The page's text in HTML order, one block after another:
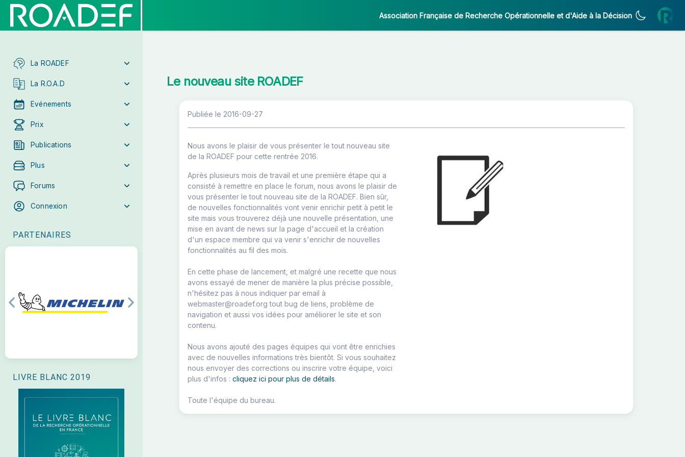
La ROADEF
La R.O.A.D
Evénements
Prix
Publications
Plus
Forums
Connexion
PARTENAIRES
Previous Next
LIVRE BLANC 2019
Association Française de Recherche Opérationnelle et d'Aide à la Décision
Le nouveau site ROADEF
Publiée le 2016-09-27
Nous avons le plaisir de vous présenter le tout nouveau site
de la ROADEF pour cette rentrée 2016.
Après plusieurs mois de travail et une première étape qui a
consisté à remettre en place le forum, nous avons le plaisir de
vous présenter le tout nouveau site de la ROADEF. Bien sûr,
de nouvelles fonctionnalités vont venir enrichir petit à petit le
site mais vous trouverez déjà une nouvelle présentation, une
mise en avant de news sur la page d'accueil et la création
d'un espace membre qui va venir s'enrichir de nouvelles
fonctionnalités au fil des mois.
En cette phase de lancement, et malgré une recette que nous
avons essayé de mener de manière la plus précise possible,
n'hésitez pas à nous indiquer par email à
webmaster@roadef.org tout bug de liens, problème de
navigation et aussi vos idées pour améliorer le site et son
contenu.
Nous avons ajouté des pages équipes qui vont être enrichies
avec de nouvelles informations très bientôt. Si vous souhaitez
nous envoyer des corrections ou inscrire votre équipe, voici
plus d'infos : cliquez ici pour plus de détails.
Toute l'équipe du bureau.